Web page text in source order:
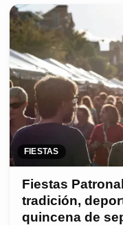
FIESTAS
Fiestas
tradición,
quincena de